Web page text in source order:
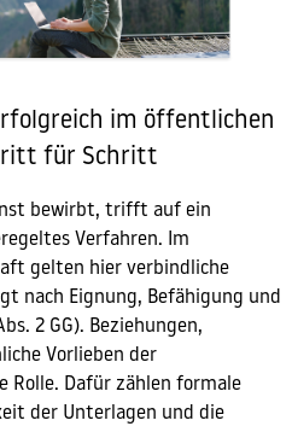
im öffentlichen
für Schritt
bewirbt, trifft auf ein
Verfahren. Im
gelten hier verbindliche
nach Eignung, Befähigung und
2 GG). Beziehungen,
Vorlieben der
Rolle. Dafür zählen formale
der Unterlagen und die